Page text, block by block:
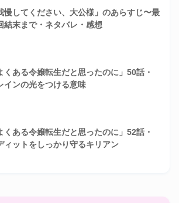
慢してください、大公様」のあらすじ〜最
結末まで・ネタバレ・感想
くある令嬢転生だと思ったのに」50話・
インの光をつける意味
くある令嬢転生だと思ったのに」52話・
ィットをしっかり守るキリアン